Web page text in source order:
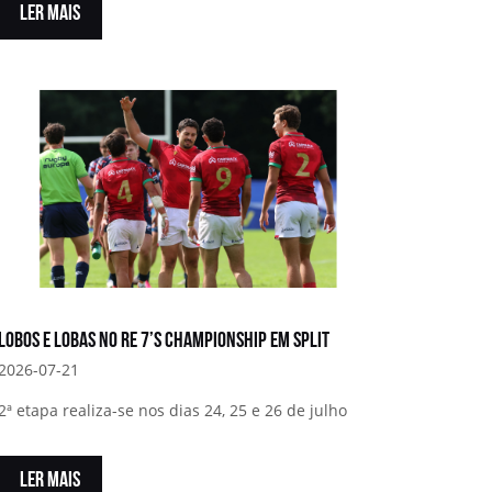
LER MAIS
Lobos e Lobas no RE 7’s Championship em Split
07-21
etapa realiza-se nos dias 24, 25 e 26 de julho
LER MAIS